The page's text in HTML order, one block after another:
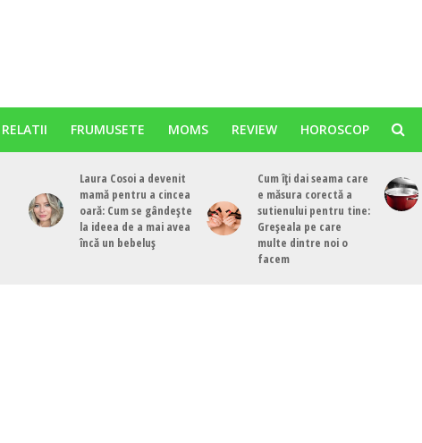
RELATII FRUMUSETE MOMS REVIEW HOROSCOP
Laura Cosoi a devenit
mamă pentru a cincea
oară: Cum se gândește
la ideea de a mai avea
încă un bebeluș
Cum îți dai seama care
e măsura corectă a
sutienului pentru tine:
Greșeala pe care
multe dintre noi o
facem